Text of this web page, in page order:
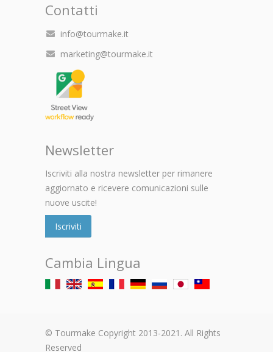
Contatti
info@tourmake.it
marketing@tourmake.it
Newsletter
Iscriviti alla nostra newsletter per rimanere
aggiornato e ricevere comunicazioni sulle
nuove uscite!
Iscriviti
Cambia Lingua
© Tourmake Copyright 2013-2021. All Rights
Reserved